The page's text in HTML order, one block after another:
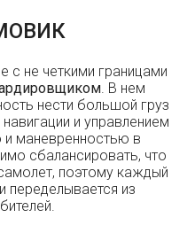
с не четкими границами
. В нем
нести большой груз
и управлением
маневренностью в
сбалансировать, что
поэтому каждый
переделывается из